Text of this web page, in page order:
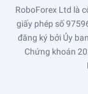
RoboForex Ltd là
giấy phép số
đăng ký bởi Ủy
Chứng khoán